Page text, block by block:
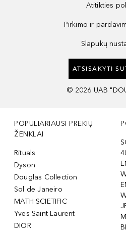
Atitikties
Pirkimo ir
Slapukų
ATSISAKYTI
© 2026 UAB
POPULIARIAUSI PREKIŲ
ŽENKLAI
Rituals
Dyson
Douglas Collection
Sol de Janeiro
MATH SCIETIFIC
Yves Saint Laurent
DIOR